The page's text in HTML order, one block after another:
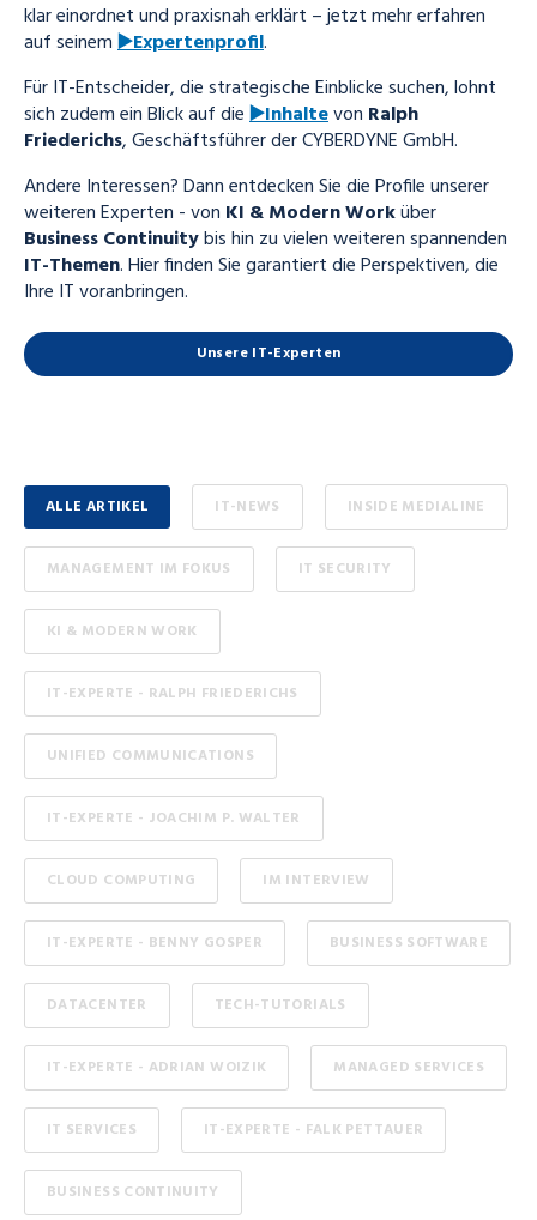
klar einordnet und praxisnah erklärt – jetzt mehr erfahren
auf seinem▶️Expertenprofil.
Für IT-Entscheider, die strategische Einblicke suchen, lohnt
sich zudem ein Blick auf die▶️Inhaltevon Ralph
Friederichs, Geschäftsführer der CYBERDYNE GmbH.
Andere Interessen? Dann entdecken Sie die Profile unserer
weiteren Experten - von KI & Modern Worküber
Business Continuitybis hin zu vielen weiteren spannenden
IT-Themen. Hier finden Sie garantiert die Perspektiven, die
Ihre IT voranbringen.
Unsere IT-Experten
ALLE ARTIKEL IT-NEWS INSIDE MEDIALINE
MANAGEMENT IM FOKUS IT SECURITY
KI & MODERN WORK
IT-EXPERTE - RALPH FRIEDERICHS
UNIFIED COMMUNICATIONS
IT-EXPERTE - JOACHIM P. WALTER
CLOUD COMPUTING IM INTERVIEW
IT-EXPERTE - BENNY GOSPER BUSINESS SOFTWARE
DATACENTER TECH-TUTORIALS
IT-EXPERTE - ADRIAN WOIZIK MANAGED SERVICES
IT SERVICES IT-EXPERTE - FALK PETTAUER
BUSINESS CONTINUITY